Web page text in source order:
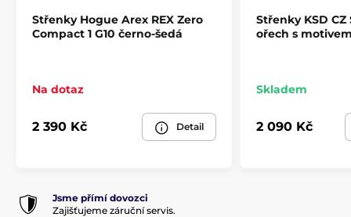
Střenky Hogue Arex REX Zero
Compact 1 G10 černo-šedá
Na dotaz
2 390 Kč Detail
Střenky KSD CZ
ořech s
Skladem
2 090 Kč
Jsme přímí dovozci
Zajišťujeme záruční servis.